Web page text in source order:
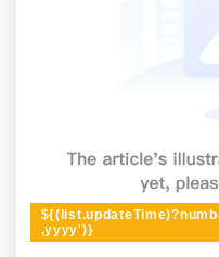
,yyyy')}